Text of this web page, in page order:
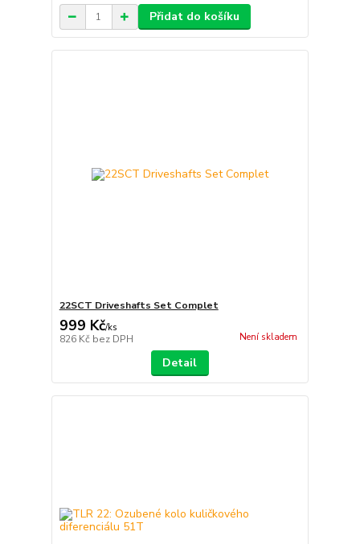
Přidat do košíku
22SCT Driveshafts Set Complet
999 Kč/ks
826 Kč bez DPH Není skladem
Detail